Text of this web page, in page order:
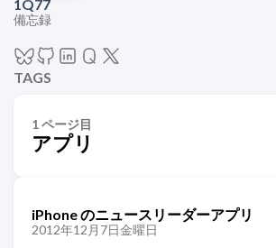
1Q77
備忘録
TAGS
1 ページ目
アプリ
iPhone のニュースリーダーアプリ
2012年12月7日金曜日